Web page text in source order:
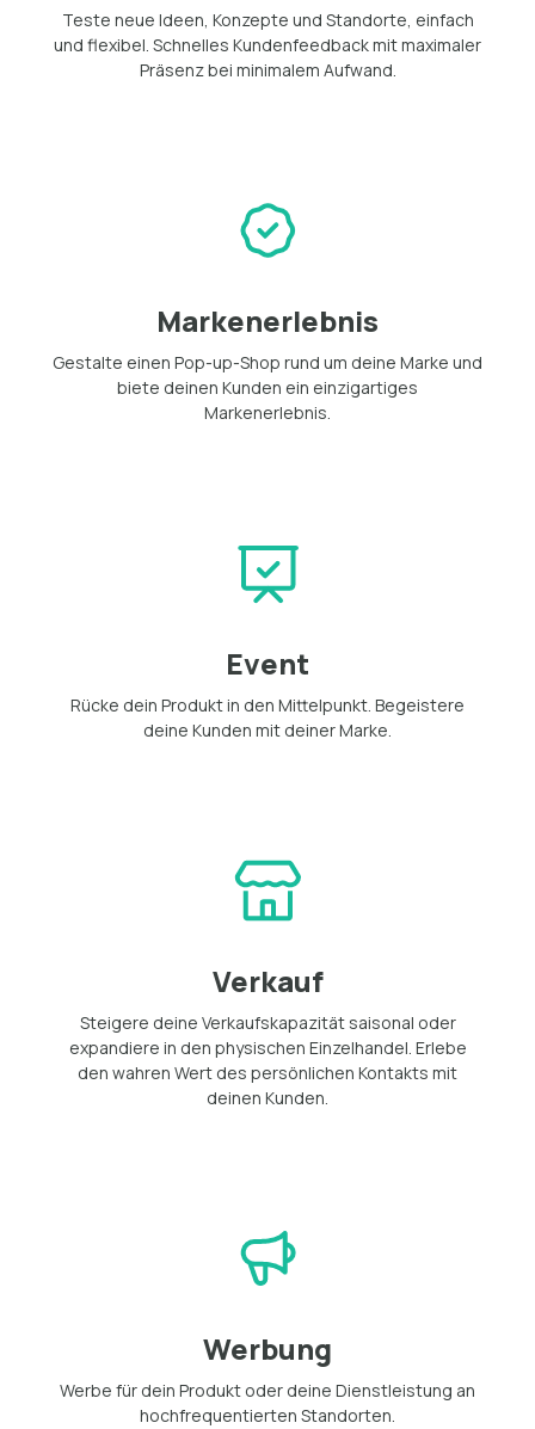
Teste neue Ideen, Konzepte und Standorte, einfach
und flexibel. Schnelles Kundenfeedback mit maximaler
Präsenz bei minimalem Aufwand.
Markenerlebnis
Gestalte einen Pop-up-Shop rund um deine Marke und
biete deinen Kunden ein einzigartiges
Markenerlebnis.
Event
Rücke dein Produkt in den Mittelpunkt. Begeistere
deine Kunden mit deiner Marke.
Verkauf
Steigere deine Verkaufskapazität saisonal oder
expandiere in den physischen Einzelhandel. Erlebe
den wahren Wert des persönlichen Kontakts mit
deinen Kunden.
Werbung
Werbe für dein Produkt oder deine Dienstleistung an
hochfrequentierten Standorten.